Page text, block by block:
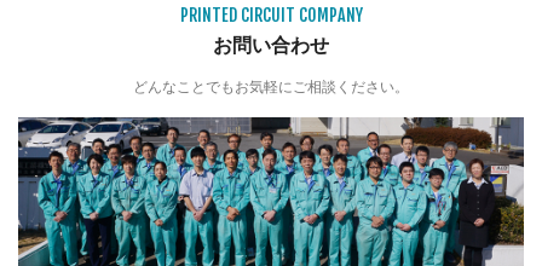
PRINTED CIRCUIT COMPANY
お問い合わせ
どんなことでもお気軽にご相談ください。